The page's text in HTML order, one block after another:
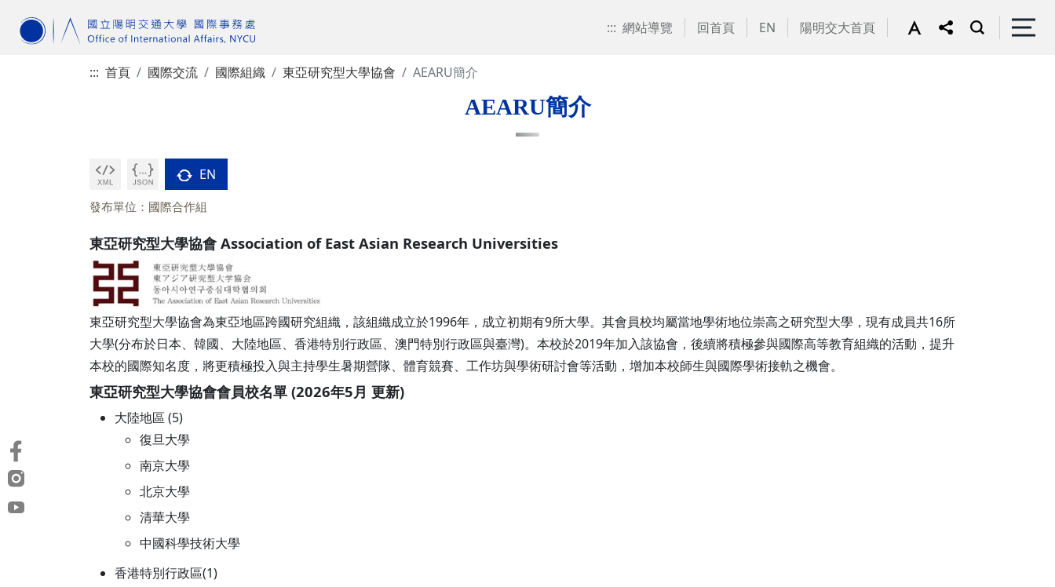
::: 網站導覽 回首頁 EN 陽明交大首頁
::: 首頁 國際交流 國際組織 東亞研究型大學協會 AEARU簡介
AEARU簡介
EN
發布單位：國際合作組
東亞研究型大學協會 Association of East Asian Research Universities
東亞研究型大學協會為東亞地區跨國研究組織，該組織成立於1996年，成立初期有9所大學。其會員校均屬當地學術地位崇高之研究型大學，現有成員共16所
大學(分布於日本、韓國、大陸地區、香港特別行政區、澳門特別行政區與臺灣)。本校於2019年加入該協會，後續將積極參與國際高等教育組織的活動，提升
本校的國際知名度，將更積極投入與主持學生暑期營隊、體育競賽、工作坊與學術研討會等活動，增加本校師生與國際學術接軌之機會。
東亞研究型大學協會會員校名單 (2026年5月 更新)
大陸地區 (5)
復旦大學
南京大學
北京大學
清華大學
中國科學技術大學
香港特別行政區(1)